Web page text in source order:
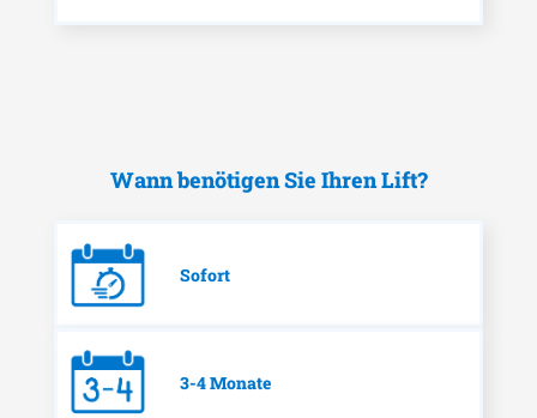
Wann benötigen Sie Ihren Lift?
Sofort
3-4 Monate